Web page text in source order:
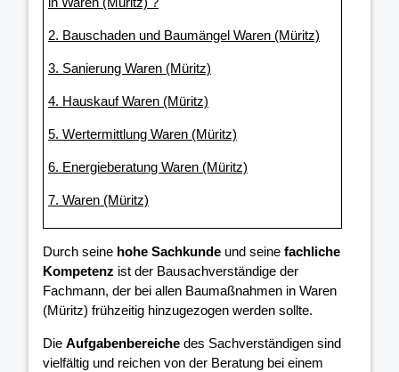
2. Bauschaden und Baumängel Waren (Müritz)
3. Sanierung Waren (Müritz)
4. Hauskauf Waren (Müritz)
5. Wertermittlung Waren (Müritz)
6. Energieberatung Waren (Müritz)
7. Waren (Müritz)
Durch seine hohe Sachkunde und seine fachliche
Kompetenz ist der Bausachverständige der
Fachmann, der bei allen Baumaßnahmen in Waren
(Müritz) frühzeitig hinzugezogen werden sollte.
Die Aufgabenbereiche des Sachverständigen sind
vielfältig und reichen von der Beratung bei einem